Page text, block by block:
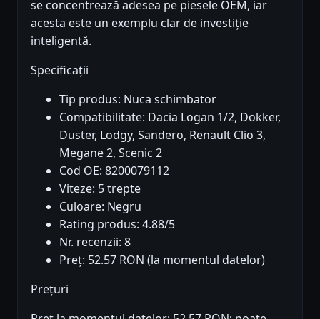
se concentrează adesea pe piesele OEM, iar
acesta este un exemplu clar de investiție
inteligentă.
Specificații
Tip produs: Nuca schimbator
Compatibilitate: Dacia Logan 1/2, Dokker,
Duster, Lodgy, Sandero, Renault Clio 3,
Megane 2, Scenic 2
Cod OE: 8200079112
Viteze: 5 trepte
Culoare: Negru
Rating produs: 4.88/5
Nr. recenzii: 8
Preț: 52.57 RON (la momentul datelor)
Prețuri